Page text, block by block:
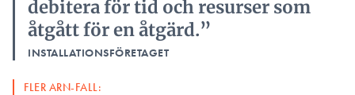
debitera för tid och resurser som
åtgått för en åtgärd.”
INSTALLATIONSFÖRETAGET
FLER ARN-FALL: